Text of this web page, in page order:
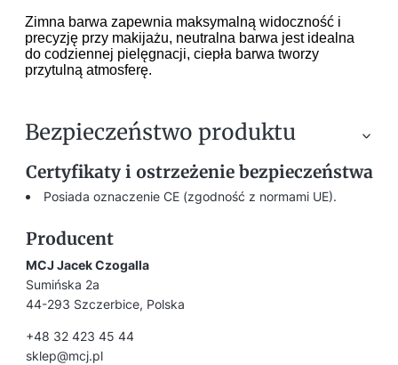
Zimna barwa zapewnia maksymalną widoczność i
precyzję przy makijażu, neutralna barwa jest idealna
do codziennej pielęgnacji, ciepła barwa tworzy
przytulną atmosferę.
Bezpieczeństwo produktu
Certyfikaty i ostrzeżenie bezpieczeństwa
Posiada oznaczenie CE (zgodność z normami UE).
Producent
MCJ Jacek Czogalla
Sumińska 2a
44-293 Szczerbice, Polska
+48 32 423 45 44
sklep@mcj.pl